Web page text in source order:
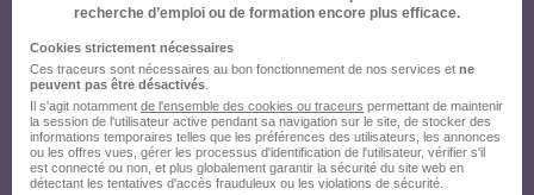
recherche d’emploi ou de formation encore plus efficace.
Cookies strictement nécessaires
Ces traceurs sont nécessaires au bon fonctionnement de nos services et ne
peuvent pas être désactivés
Il s'agit notamment de l'ensemble des cookies ou traceurs permettant de maintenir
la session de l'utilisateur active pendant sa navigation sur le site, de stocker des
informations temporaires telles que les préférences des utilisateurs, les annonces
ou les offres vues, gérer les processus d'identification de l'utilisateur, vérifier s'il
est connecté ou non, et plus globalement garantir la sécurité du site web en
détectant les tentatives d'accès frauduleux ou les violations de sécurité.